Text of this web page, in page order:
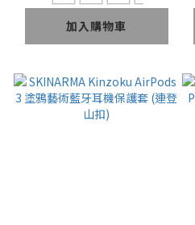
加入購物車